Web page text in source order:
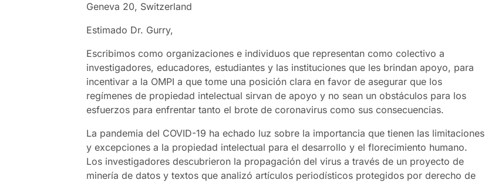
Geneva 20, Switzerland
Estimado Dr. Gurry,
Escribimos como organizaciones e individuos que representan como colectivo a
investigadores, educadores, estudiantes y las instituciones que les brindan apoyo, para
incentivar a la OMPI a que tome una posición clara en favor de asegurar que los
regímenes de propiedad intelectual sirvan de apoyo y no sean un obstáculos para los
esfuerzos para enfrentar tanto el brote de coronavirus como sus consecuencias.
La pandemia del COVID-19 ha echado luz sobre la importancia que tienen las limitaciones
y excepciones a la propiedad intelectual para el desarrollo y el florecimiento humano.
Los investigadores descubrieron la propagación del virus a través de un proyecto de
minería de datos y textos que analizó artículos periodísticos protegidos por derecho de